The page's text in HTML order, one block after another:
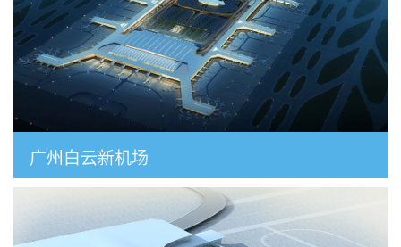
广州白云新机场